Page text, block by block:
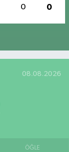
0 0
08.08.2026
ÖĞLE